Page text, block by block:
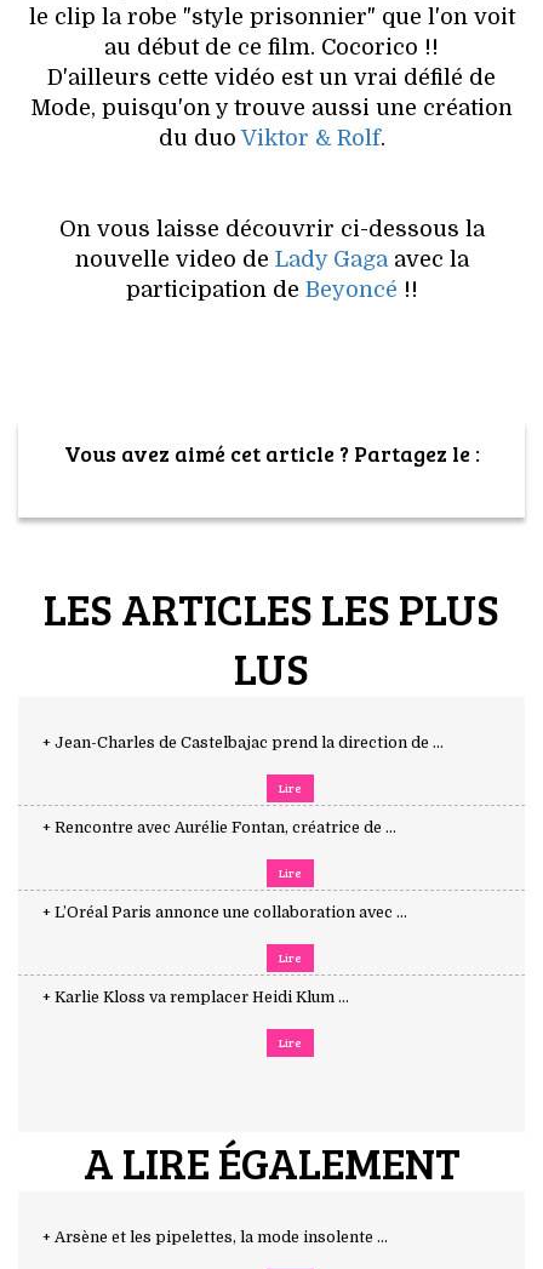
HISTOIRE DES MARQUES
DÉCO
VOYAGES & LOISIRS
le clip la robe "style prisonnier" que l'on voit
au début de ce film. Cocorico !!
D'ailleurs cette vidéo est un vrai défilé de
Mode, puisqu'on y trouve aussi une création
du duoViktor & Rolf.
On vous laisse découvrir ci-dessous la
nouvelle video de Lady Gagaavec la
participation de Beyoncé !!
Vous avez aimé cet article ? Partagez le :
LES ARTICLES LES PLUS
LUS
+ Jean-Charles de Castelbajac prend la direction de ...
Lire
+ Rencontre avec Aurélie Fontan, créatrice de ...
Lire
+ L’Oréal Paris annonce une collaboration avec ...
Lire
+ Karlie Kloss va remplacer Heidi Klum ...
Lire
A LIRE ÉGALEMENT
+ Arsène et les pipelettes, la mode insolente ...